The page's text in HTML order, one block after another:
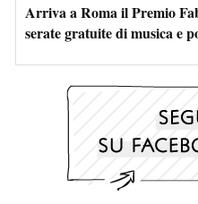
Arriva a Roma il Premio
serate gratuite di musica e